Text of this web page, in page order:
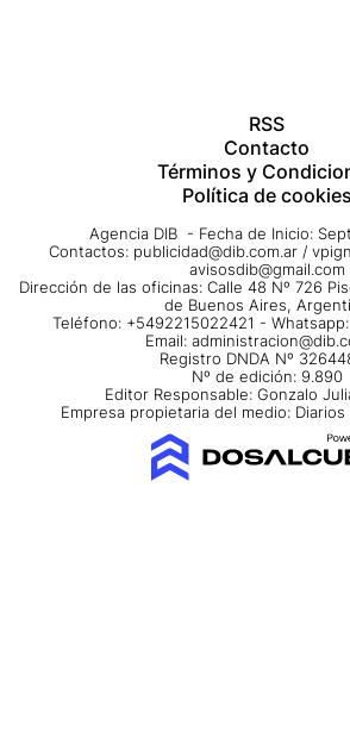
RSS
Contacto
Términos y
Política de cookies
Agencia DIB - Fecha de Inicio:
Contactos: publicidad@dib.com.ar /
avisosdib@gmail.com
Dirección de las oficinas: Calle 48 Nº 726
de Buenos Aires,
Teléfono: +5492215022421 -
Email:
Registro DNDA Nº
Nº de edición: 9.890
Editor Responsable: Gonzalo
Empresa propietaria del medio: